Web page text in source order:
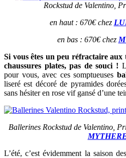
Rockstud de Valentino,
en haut : 670€ chez
en bas : 670€ chez
Si vous êtes un peu réfractaire aux
chaussures plates, pas de souci !
pour vous, avec ces somptueuses
liseré est décoré de pyramides
sans hésiter en rose vif gansé d’une
Ballerines Rockstud de Valentino,
L’été, c’est évidemment la saison